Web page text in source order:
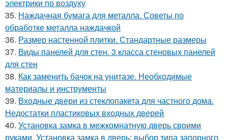
электрики по воздуху
35. Наждачная бумага для металла. Советы по
обработке металла наждачкой
36. Размер настенной плитки. Стандартные размеры
37. Виды панелей для стен. 3 класса стеновых панелей
для стен
38. Как заменить бачок на унитазе. Необходимые
материалы и инструменты
39. Входные двери из стеклопакета для частного дома.
Недостатки пластиковых входных дверей
40. Установка замка в межкомнатную дверь своими
руками. Установка замка в дверь: выбор типа запорного